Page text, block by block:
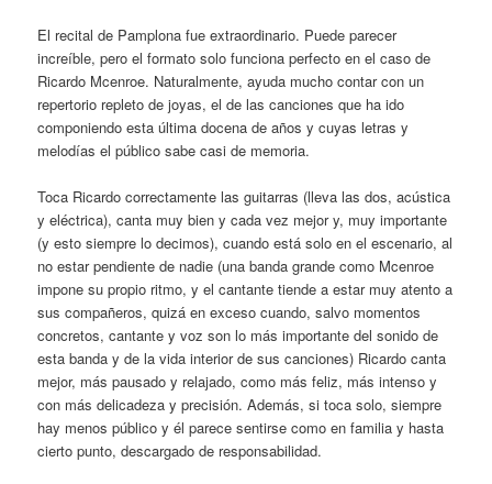
El recital de Pamplona fue extraordinario. Puede parecer
increíble, pero el formato solo funciona perfecto en el caso de
Ricardo Mcenroe. Naturalmente, ayuda mucho contar con un
repertorio repleto de joyas, el de las canciones que ha ido
componiendo esta última docena de años y cuyas letras y
melodías el público sabe casi de memoria.
Toca Ricardo correctamente las guitarras (lleva las dos, acústica
y eléctrica), canta muy bien y cada vez mejor y, muy importante
(y esto siempre lo decimos), cuando está solo en el escenario, al
no estar pendiente de nadie (una banda grande como Mcenroe
impone su propio ritmo, y el cantante tiende a estar muy atento a
sus compañeros, quizá en exceso cuando, salvo momentos
concretos, cantante y voz son lo más importante del sonido de
esta banda y de la vida interior de sus canciones) Ricardo canta
mejor, más pausado y relajado, como más feliz, más intenso y
con más delicadeza y precisión. Además, si toca solo, siempre
hay menos público y él parece sentirse como en familia y hasta
cierto punto, descargado de responsabilidad.